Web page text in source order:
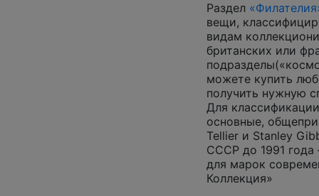
Раздел
вещи,
видам
британских или
можете купить
получить нужную
Для
основные,
Tellier и Stanley
СССР до 1991
для марок
Коллекция»